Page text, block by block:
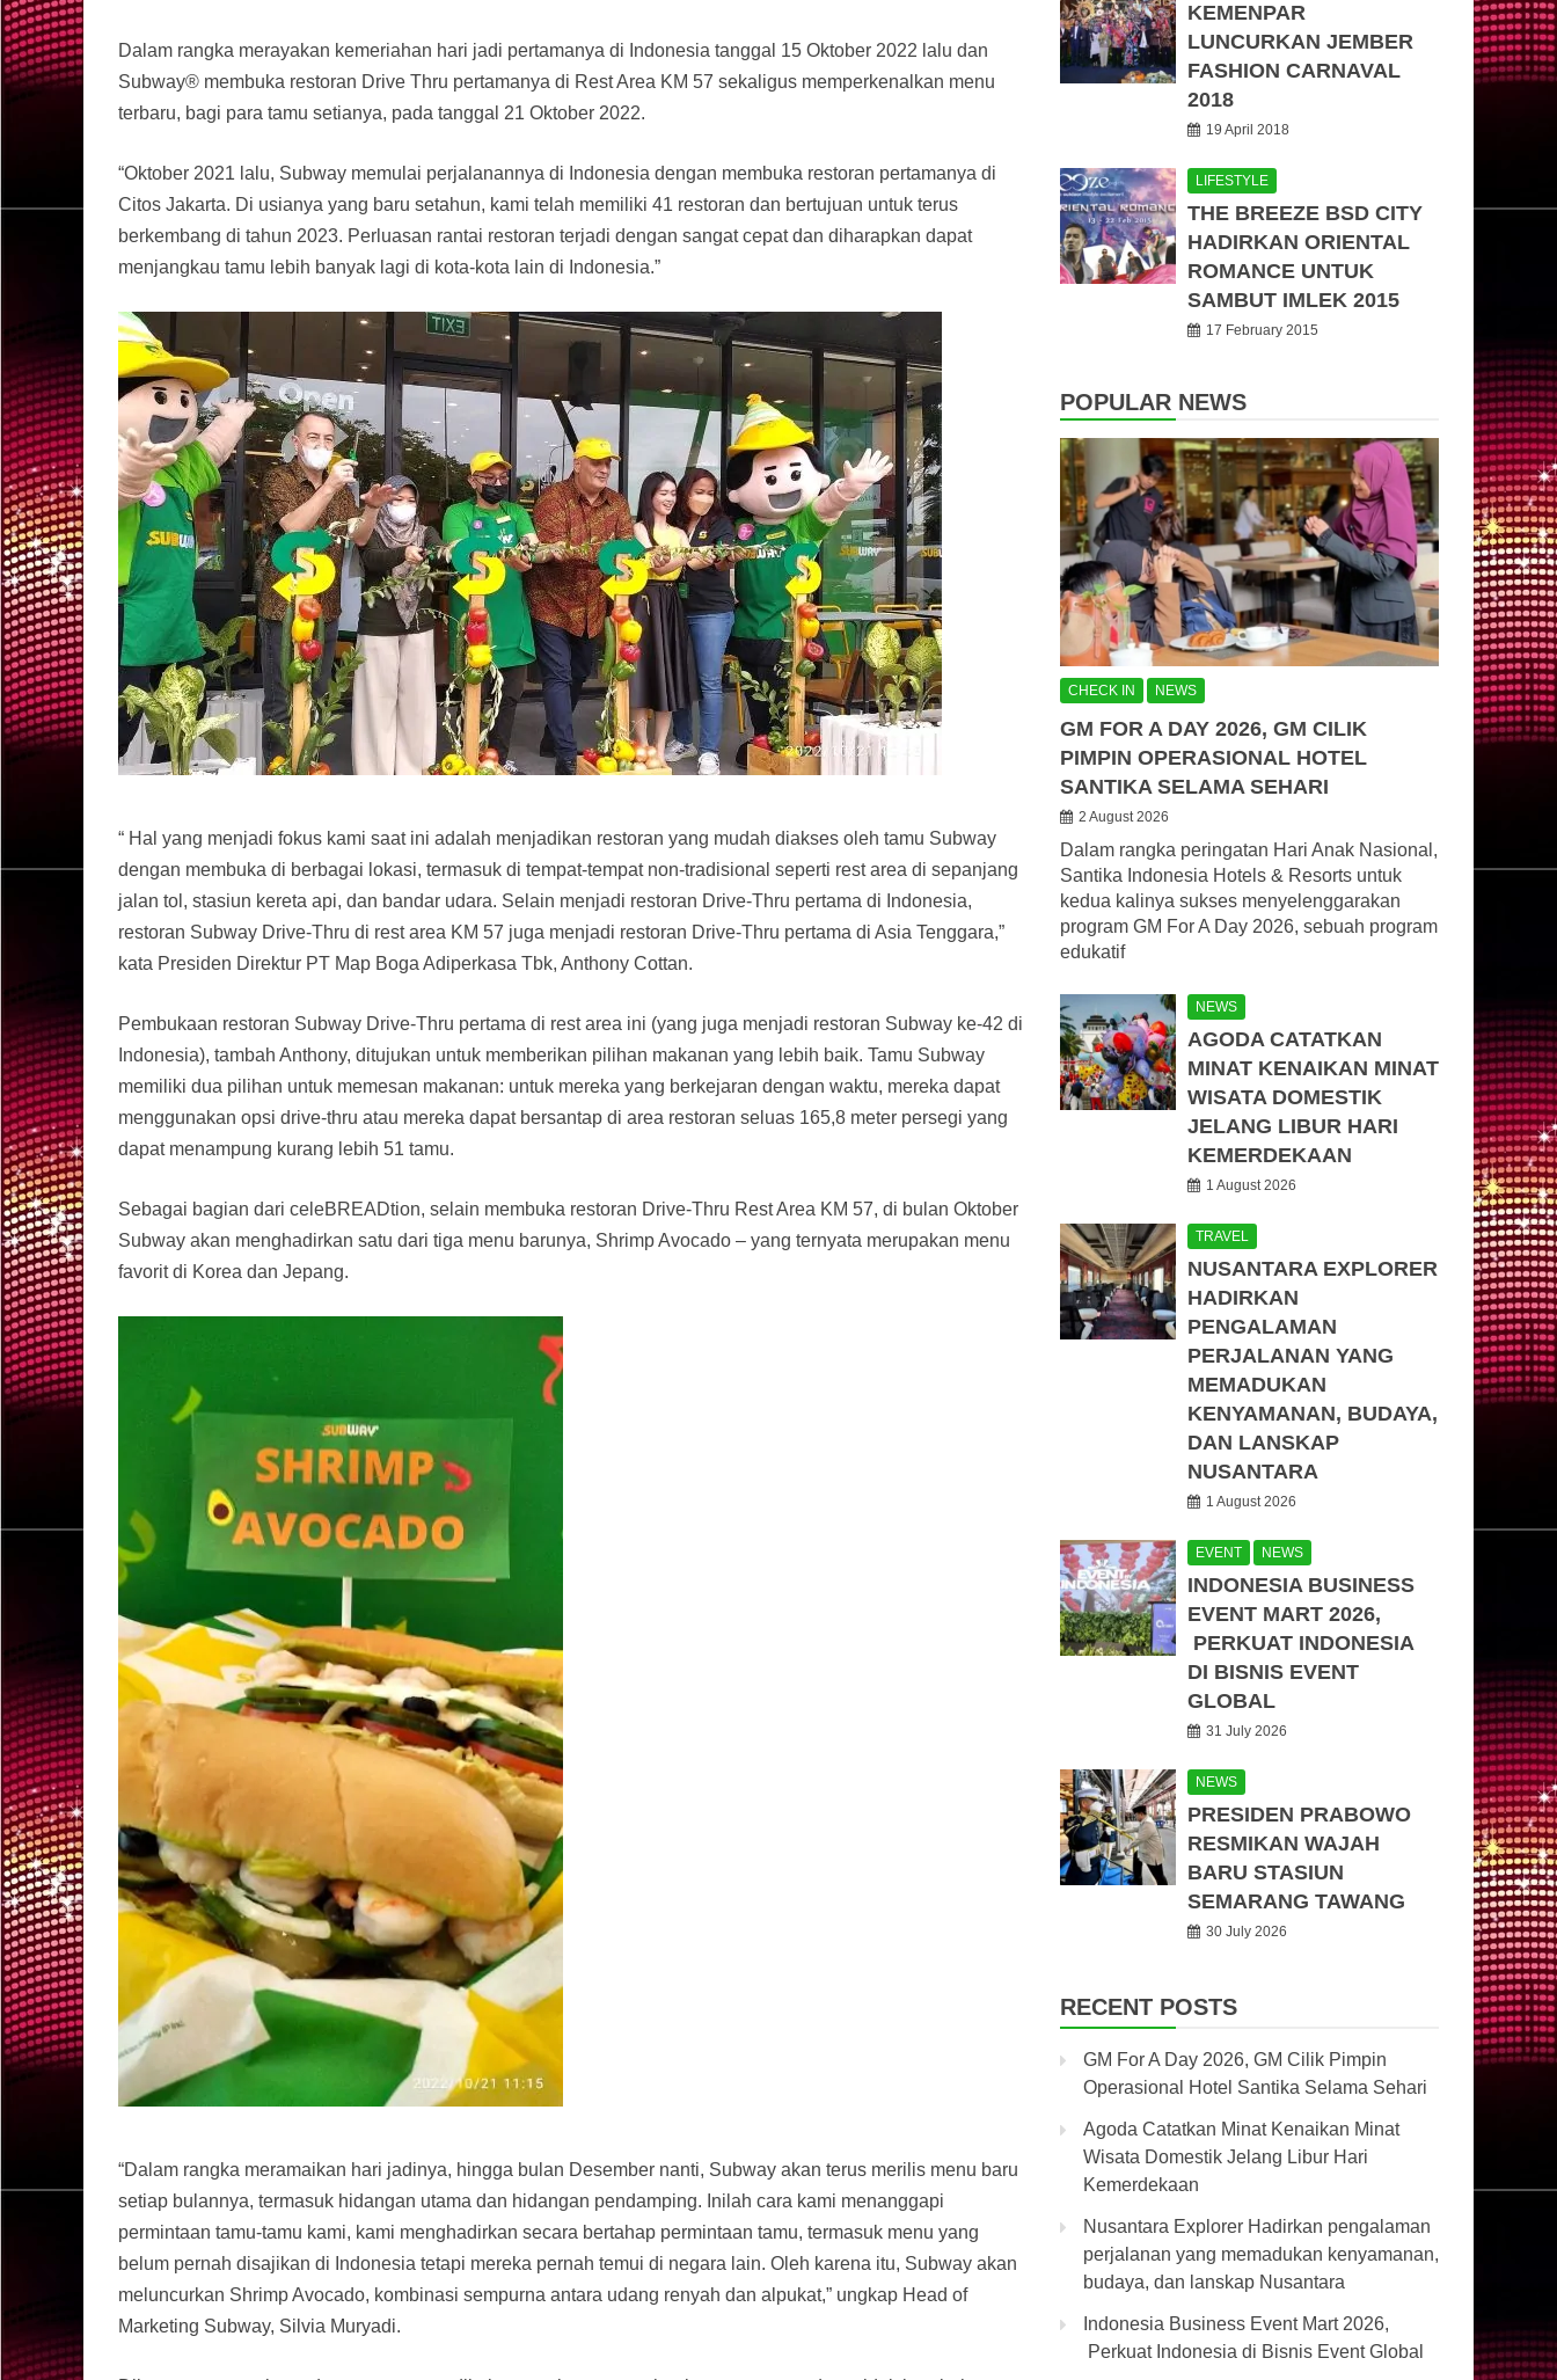
Dalam rangka merayakan kemeriahan hari jadi pertamanya di Indonesia tanggal 15 Oktober 2022 lalu dan
Subway® membuka restoran Drive Thru pertamanya di Rest Area KM 57 sekaligus memperkenalkan menu
terbaru, bagi para tamu setianya, pada tanggal 21 Oktober 2022.
“Oktober 2021 lalu, Subway memulai perjalanannya di Indonesia dengan membuka restoran pertamanya di
Citos Jakarta. Di usianya yang baru setahun, kami telah memiliki 41 restoran dan bertujuan untuk terus
berkembang di tahun 2023. Perluasan rantai restoran terjadi dengan sangat cepat dan diharapkan dapat
menjangkau tamu lebih banyak lagi di kota-kota lain di Indonesia.”
“ Hal yang menjadi fokus kami saat ini adalah menjadikan restoran yang mudah diakses oleh tamu Subway
dengan membuka di berbagai lokasi, termasuk di tempat-tempat non-tradisional seperti rest area di sepanjang
jalan tol, stasiun kereta api, dan bandar udara. Selain menjadi restoran Drive-Thru pertama di Indonesia,
restoran Subway Drive-Thru di rest area KM 57 juga menjadi restoran Drive-Thru pertama di Asia Tenggara,”
kata Presiden Direktur PT Map Boga Adiperkasa Tbk, Anthony Cottan.
Pembukaan restoran Subway Drive-Thru pertama di rest area ini (yang juga menjadi restoran Subway ke-42 di
Indonesia), tambah Anthony, ditujukan untuk memberikan pilihan makanan yang lebih baik. Tamu Subway
memiliki dua pilihan untuk memesan makanan: untuk mereka yang berkejaran dengan waktu, mereka dapat
menggunakan opsi drive-thru atau mereka dapat bersantap di area restoran seluas 165,8 meter persegi yang
dapat menampung kurang lebih 51 tamu.
Sebagai bagian dari celeBREADtion, selain membuka restoran Drive-Thru Rest Area KM 57, di bulan Oktober
Subway akan menghadirkan satu dari tiga menu barunya, Shrimp Avocado – yang ternyata merupakan menu
favorit di Korea dan Jepang.
“Dalam rangka meramaikan hari jadinya, hingga bulan Desember nanti, Subway akan terus merilis menu baru
setiap bulannya, termasuk hidangan utama dan hidangan pendamping. Inilah cara kami menanggapi
permintaan tamu-tamu kami, kami menghadirkan secara bertahap permintaan tamu, termasuk menu yang
belum pernah disajikan di Indonesia tetapi mereka pernah temui di negara lain. Oleh karena itu, Subway akan
meluncurkan Shrimp Avocado, kombinasi sempurna antara udang renyah dan alpukat,” ungkap Head of
Marketing Subway, Silvia Muryadi.
KEMENPAR
LUNCURKAN JEMBER
FASHION CARNAVAL
2018
19 April 2018
LIFESTYLE
THE BREEZE BSD CITY
HADIRKAN ORIENTAL
ROMANCE UNTUK
SAMBUT IMLEK 2015
17 February 2015
POPULAR NEWS
CHECK IN NEWS
GM FOR A DAY 2026, GM CILIK
PIMPIN OPERASIONAL HOTEL
SANTIKA SELAMA SEHARI
2 August 2026
Dalam rangka peringatan Hari Anak Nasional,
Santika Indonesia Hotels & Resorts untuk
kedua kalinya sukses menyelenggarakan
program GM For A Day 2026, sebuah program
edukatif
NEWS
AGODA CATATKAN
MINAT KENAIKAN MINAT
WISATA DOMESTIK
JELANG LIBUR HARI
KEMERDEKAAN
1 August 2026
TRAVEL
NUSANTARA EXPLORER
HADIRKAN
PENGALAMAN
PERJALANAN YANG
MEMADUKAN
KENYAMANAN, BUDAYA,
DAN LANSKAP
NUSANTARA
1 August 2026
EVENT NEWS
INDONESIA BUSINESS
EVENT MART 2026,
PERKUAT INDONESIA
DI BISNIS EVENT
GLOBAL
31 July 2026
NEWS
PRESIDEN PRABOWO
RESMIKAN WAJAH
BARU STASIUN
SEMARANG TAWANG
30 July 2026
RECENT POSTS
GM For A Day 2026, GM Cilik Pimpin
Operasional Hotel Santika Selama Sehari
Agoda Catatkan Minat Kenaikan Minat
Wisata Domestik Jelang Libur Hari
Kemerdekaan
Nusantara Explorer Hadirkan pengalaman
perjalanan yang memadukan kenyamanan,
budaya, dan lanskap Nusantara
Indonesia Business Event Mart 2026,
Perkuat Indonesia di Bisnis Event Global